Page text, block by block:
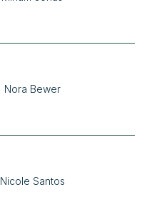
Nora Bewer
Nicole Santos